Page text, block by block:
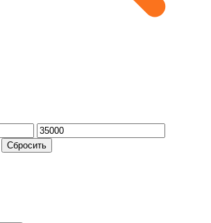
Сбросить